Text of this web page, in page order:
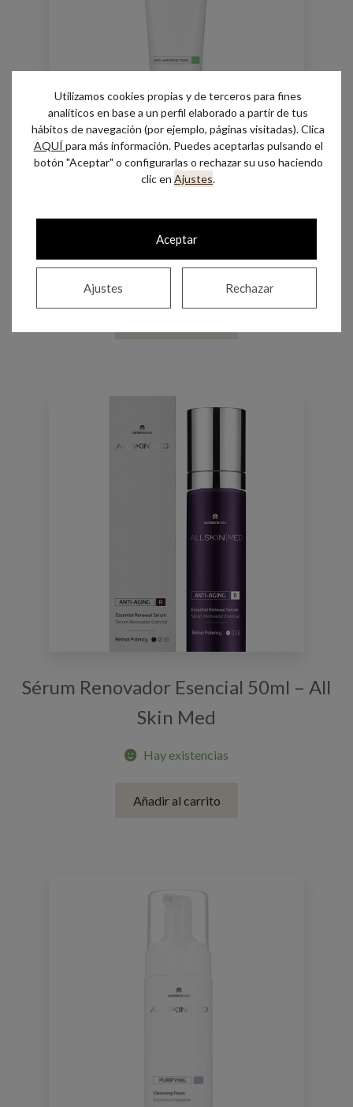
Cream – All Skin Med
Sérum Renovador Esencial 50ml – All
Skin Med
Hay existencias
Añadir al carrito
Utilizamos cookies propias y de terceros para fines
analíticos en base a un perfil elaborado a partir de tus
hábitos de navegación (por ejemplo, páginas visitadas). Clica
AQUÍpara más información. Puedes aceptarlas pulsando el
botón "Aceptar" o configurarlas o rechazar su uso haciendo
clic en Ajustes.
Aceptar
Rechazar
Ajustes